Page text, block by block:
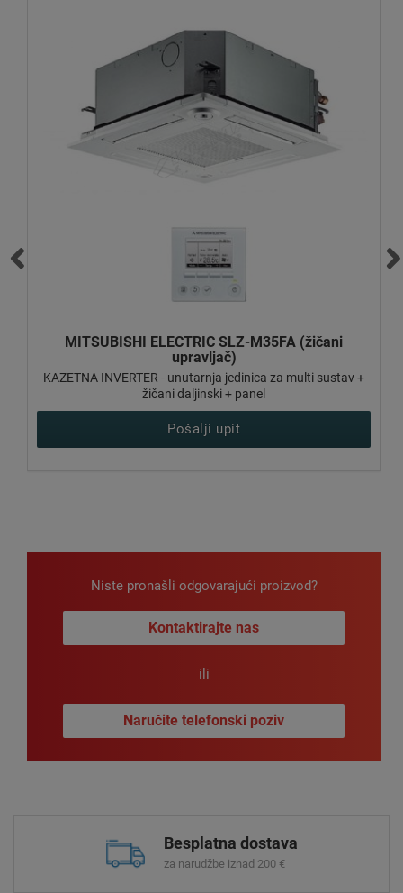
MITSUBISHI ELECTRIC SLZ-M35FA (žičani
upravljač)
KAZETNA INVERTER - unutarnja jedinica za multi sustav +
žičani daljinski + panel
Pošalji upit
Niste pronašli odgovarajući proizvod?
Kontaktirajte nas
ili
Naručite telefonski poziv
Besplatna dostava
za narudžbe iznad 200 €